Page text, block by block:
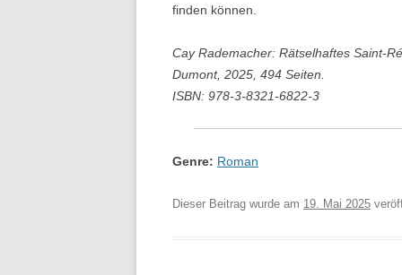
finden können.
Cay Rademacher: Rätselhaftes Saint-
Dumont, 2025, 494 Seiten.
ISBN: 978-3-8321-6822-3
Genre: Roman
Dieser Beitrag wurde am 19. Mai 2025